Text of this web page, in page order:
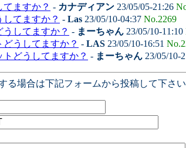
ますか？ - カナディアン 23/05/05-21:26
てますか？ - Las 23/05/10-04:37 No.2269
してますか？ - まーちゃん 23/05/10-11:10
どうしてますか？ - LAS 23/05/10-16:51
トどうしてますか？ - まーちゃん 23/05/10-
る場合は下記フォームから投稿して下さい